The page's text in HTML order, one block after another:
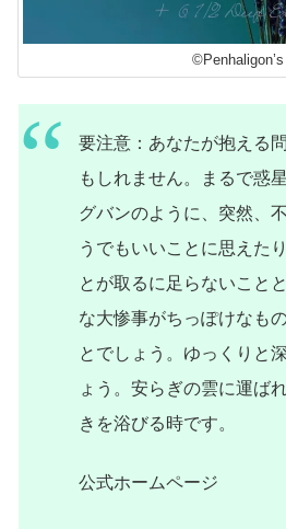
©Penhaligon’s
要注意：あなたが抱える
もしれません。まるで惑
グバンのように、突然、
うでもいいことに思えた
とが取るに足らないこと
な大惨事がちっぽけなも
とでしょう。ゆっくりと
ょう。安らぎの雲に運ば
きを浴びる時です。
公式ホームページ